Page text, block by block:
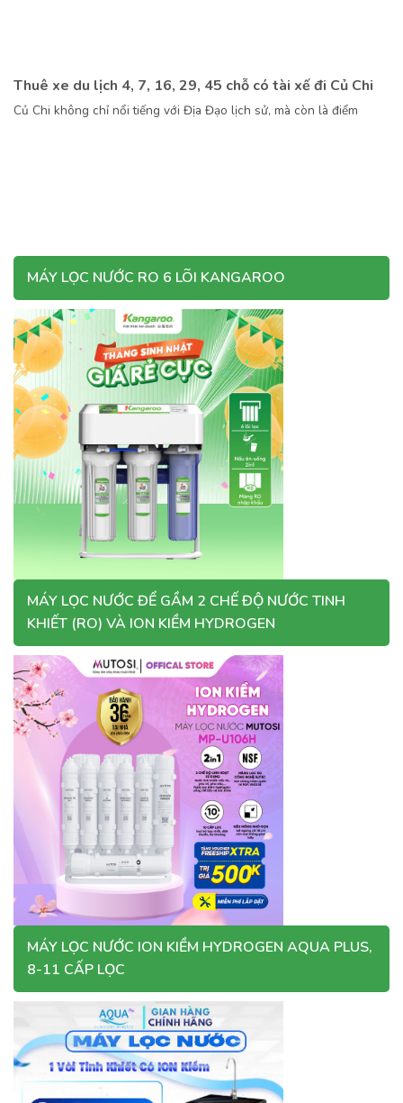
Thuê xe du lịch 4, 7, 16, 29, 45 chỗ có tài xế đi Củ Chi
Củ Chi không chỉ nổi tiếng với Địa Đạo lịch sử, mà còn là điểm
MÁY LỌC NƯỚC RO 6 LÕI KANGAROO
MÁY LỌC NƯỚC ĐỂ GẦM 2 CHẾ ĐỘ NƯỚC TINH
KHIẾT (RO) VÀ ION KIỀM HYDROGEN
MÁY LỌC NƯỚC ION KIỀM HYDROGEN AQUA PLUS,
8-11 CẤP LỌC